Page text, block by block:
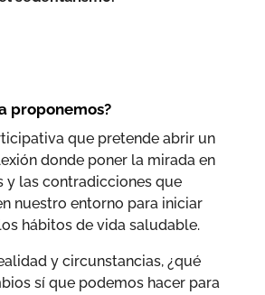
proponemos?
que pretende abrir un
donde poner la mirada en
y las contradicciones que
nuestro entorno para iniciar
hábitos de vida saludable.
y circunstancias, ¿qué
sí que podemos hacer para